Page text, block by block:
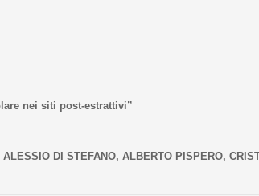
nei siti post-estrattivi”
DI STEFANO, ALBERTO PISPERO,